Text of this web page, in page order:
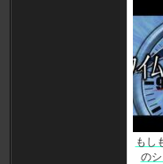
もし
の